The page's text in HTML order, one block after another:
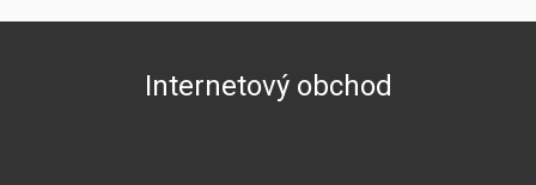
Internetový obchod